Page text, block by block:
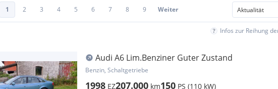
1 2 3 4 5 6 7 8 9 Weiter
Infos zur Reihung
Audi A6 Lim.Benziner Guter Zustand
Benzin, Schaltgetriebe
1998 EZ207.000 km150 PS (110 kW)